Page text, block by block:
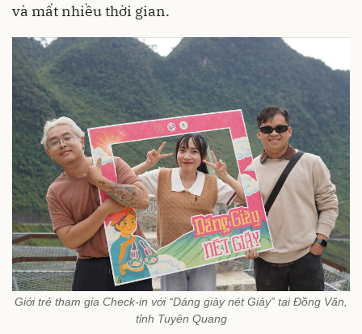
và mất nhiều thời gian.
Giới trẻ tham gia Check-in với “Dáng giày nét Giáy” tại Đồng Văn,
tỉnh Tuyên Quang